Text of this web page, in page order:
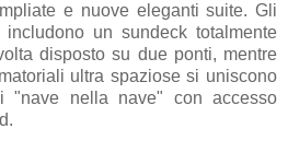
e nuove eleganti suite. Gli
un sundeck totalmente
disposto su due ponti, mentre
ultra spaziose si uniscono
"nave nella nave" con accesso